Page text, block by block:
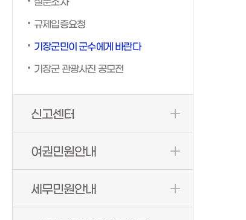
규제입증요청
기장군민이 군수에게 바란다
기장군 관광사진 공모전
신고센터
여권민원안내
세무민원안내